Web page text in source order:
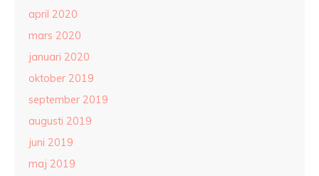
april 2020
mars 2020
januari 2020
oktober 2019
september 2019
augusti 2019
juni 2019
maj 2019